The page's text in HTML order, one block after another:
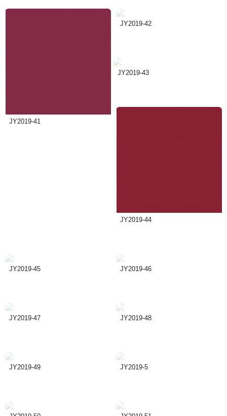
JY2019-41
JY2019-42
JY2019-43
JY2019-44
JY2019-45 JY2019-46
JY2019-47 JY2019-48
JY2019-49 JY2019-5